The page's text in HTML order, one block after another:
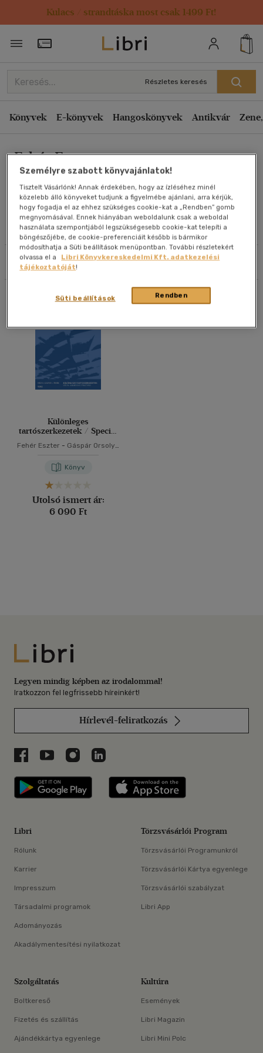
Kulacs / strandtáska most csak 1499 Ft!
Törzsvásárlói Kártya adatai
Részletes keresés
Könyvek E-könyvek Hangoskönyvek Antikvár
Fehér Eszter
Művei
Olvasói vélemények
Szűrés Rendezés
Rendezés
Kiadás éve szerint csökkenő
Ár szerint csökkenő
Eladott darabszám szerint csökkenő
Eladott darabszám szerint növekvő
Cím szerint A-Z
Szerző szerint A-Z
Megjelenítés
20 db / oldal
Alkalmaz
Összesen db
Különleges
tartószerkezetek / Special
Fehér Eszter - Gáspár Orsolya
Könyv
Utolsó ismert ár:
6 090 Ft
Libri
Legyen mindig képben az irodalommal!
Iratkozzon fel legfrissebb híreinkért!
Hírlevél-feliratkozás
Libri a Facebookon
Libri a Youtube-on
Libri az Instagramon
Libri a LinkedInen
Libri applikáció Szerezd meg: Google
Libri
Rólunk
Karrier
Impresszum
Társadalmi programok
Adományozás
Akadálymentesítési nyilatkozat
Törzsvásárlói Program
Törzsvásárlói Programunkról
Törzsvásárlói Kártya egyenlege
Törzsvásárlói szabályzat
Libri App
Szolgáltatás
Boltkereső
Fizetés és szállítás
Ajándékkártya egyenlege
Kultúra
Események
Libri Magazin
Libri Mini Polc
Személyre szabott könyvajánlatok!
Tisztelt Vásárlónk! Annak érdekében, hogy az ízléséhez minél
közelebb álló könyveket tudjunk a figyelmébe ajánlani, arra kérjük,
hogy fogadja el az ehhez szükséges cookie-kat a „Rendben” gomb
megnyomásával. Ennek hiányában weboldalunk csak a weboldal
használata szempontjából legszükségesebb cookie-kat telepíti a
böngészőjébe, de cookie-preferenciáit később is bármikor
módosíthatja a Süti beállítások menüpontban. További részletekért
olvassa el a
Libri Könyvkereskedelmi Kft. adatkezelési
tájékoztatóját!
Rendben
Süti beállítások